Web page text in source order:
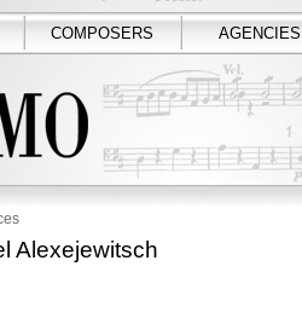
COMPOSERS AGENCIES
Alexejewitsch